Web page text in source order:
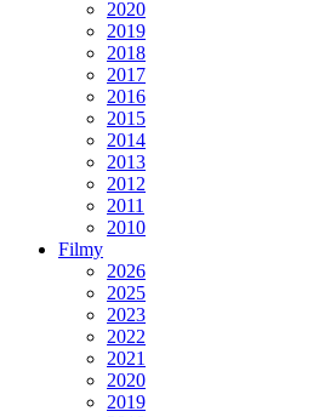
2020
2019
2018
2017
2016
2015
2014
2013
2012
2011
2010
Filmy
2026
2025
2023
2022
2021
2020
2019